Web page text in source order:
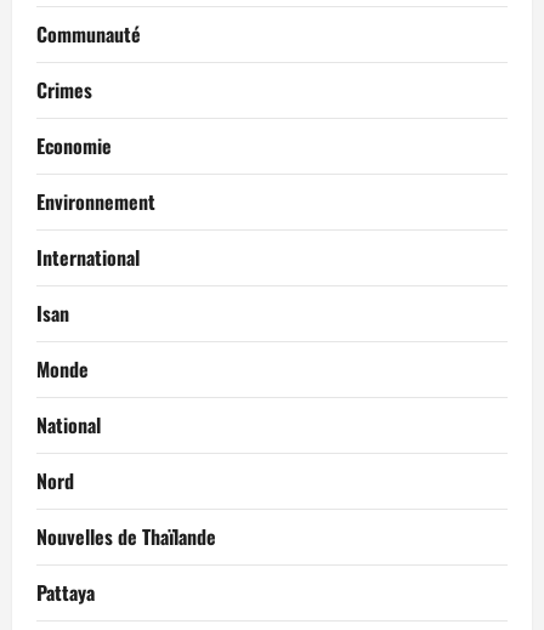
Communauté
Crimes
Economie
Environnement
International
Isan
Monde
National
Nord
Nouvelles de Thaïlande
Pattaya